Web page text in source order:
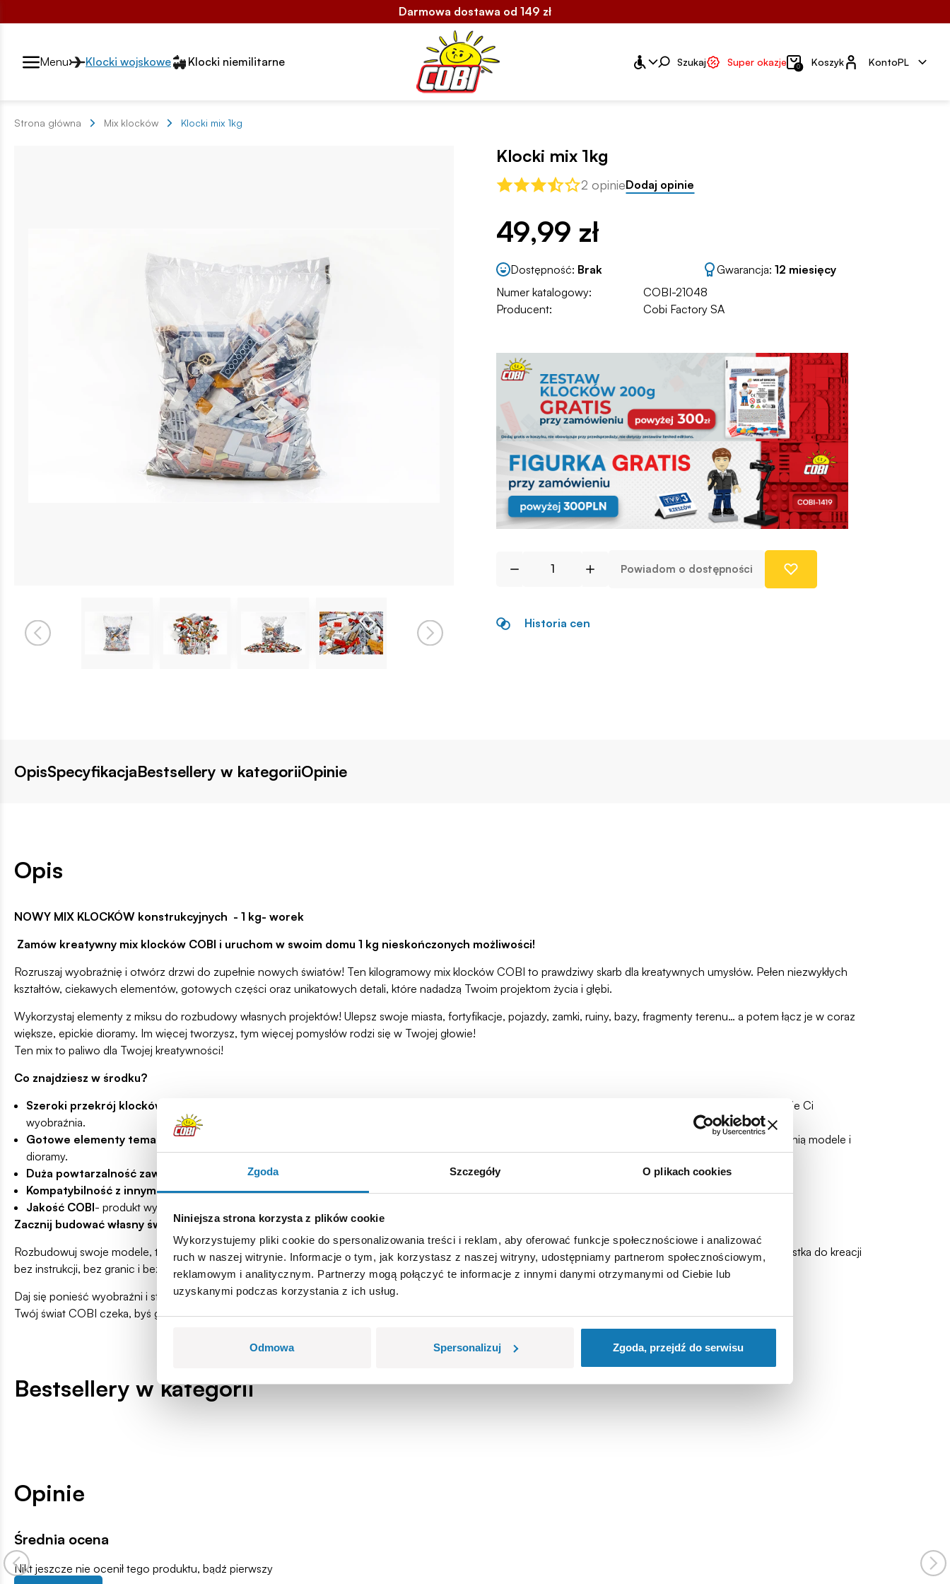
Zgoda Szczegóły O plikach cookies
Niniejsza strona korzysta z plików cookie
Wykorzystujemy pliki cookie do spersonalizowania treści i reklam, aby oferować funkcje społecznościowe i analizować
ruch w naszej witrynie. Informacje o tym, jak korzystasz z naszej witryny, udostępniamy partnerom społecznościowym,
reklamowym i analitycznym. Partnerzy mogą połączyć te informacje z innymi danymi otrzymanymi od Ciebie lub
uzyskanymi podczas korzystania z ich usług.
Odmowa Spersonalizuj Zgoda, przejdź do serwisu
Darmowa dostawa od 149 zł
Przełącznik segmentów2
Menu Klocki wojskowe Klocki niemilitarne Szukaj Super okazje 0 KoszykKonto
KontoPL
Strona główna Mix klocków Klocki mix 1kg
Klocki mix 1kg
2 opinieDodaj opinie
49,99 zł
Dostępność: Brak Gwarancja: 12 miesięcy
Numer katalogowy:
COBI-21048
Producent:
Cobi Factory SA
Powiadom o dostępności
Historia cen
OpisSpecyfikacjaBestsellery w kategoriiOpinie
Opis
NOWY MIX KLOCKÓW konstrukcyjnych - 1 kg- worek
Zamów kreatywny mix klocków COBI i uruchom w swoim domu 1 kg nieskończonych możliwości!
Rozruszaj wyobraźnię i otwórz drzwi do zupełnie nowych światów! Ten kilogramowy mix klocków COBI to prawdziwy skarb dla kreatywnych umysłów. Pełen niezwykłych
kształtów, ciekawych elementów, gotowych części oraz unikatowych detali, które nadadzą Twoim projektom życia i głębi.
Wykorzystaj elementy z miksu do rozbudowy własnych projektów! Ulepsz swoje miasta, fortyfikacje, pojazdy, zamki, ruiny, bazy, fragmenty terenu… a potem łącz je w coraz
większe, epickie dioramy. Im więcej tworzysz, tym więcej pomysłów rodzi się w Twojej głowie!
Ten mix to paliwo dla Twojej kreatywności!
Co znajdziesz w środku?
Szeroki przekrój klocków
o różnych kształtach, kolorach i rozmiarach - idealnych do budowy budynków, maszyn, krajobrazów i wszystkiego, co podpowie Ci
wyobraźnia.
Gotowe elementy tematyczne: beczki, okna, fragmenty podłoża, klocki okrągłe, nietypowe formy oraz detale z zestawów COBI, które doskonale uzupełnią modele i
dioramy.
Duża powtarzalność zawartości
, idealna do rozbudowy budynków, modeli, testowania pomysłów i swobodnego eksperymentowania.
Kompatybilność z innymi markami- buduj bez ograniczeń. To Twój świat klocków i Twoje zasady!
Jakość COBI- produkt wyprodukowany w Polsce przez firmę z ponad 35-letnią tradycją.
Zacznij budować własny świat COBI!
Rozbudowuj swoje modele, twórz nowe historie, buduj całe światy i uzupełniaj dioramy. Baw się konstrukcją jak nigdy dotąd! Ten mix klocków to Twoja przepustka do kreacji
bez instrukcji, bez granic i bez końca.
Daj się ponieść wyobraźni i stwórz coś, czego jeszcze nie było!
Twój świat COBI czeka, byś go zbudował.
Bestsellery w kategorii
Opinie
Średnia ocena
Nikt jeszcze nie ocenił tego produktu, bądź pierwszy